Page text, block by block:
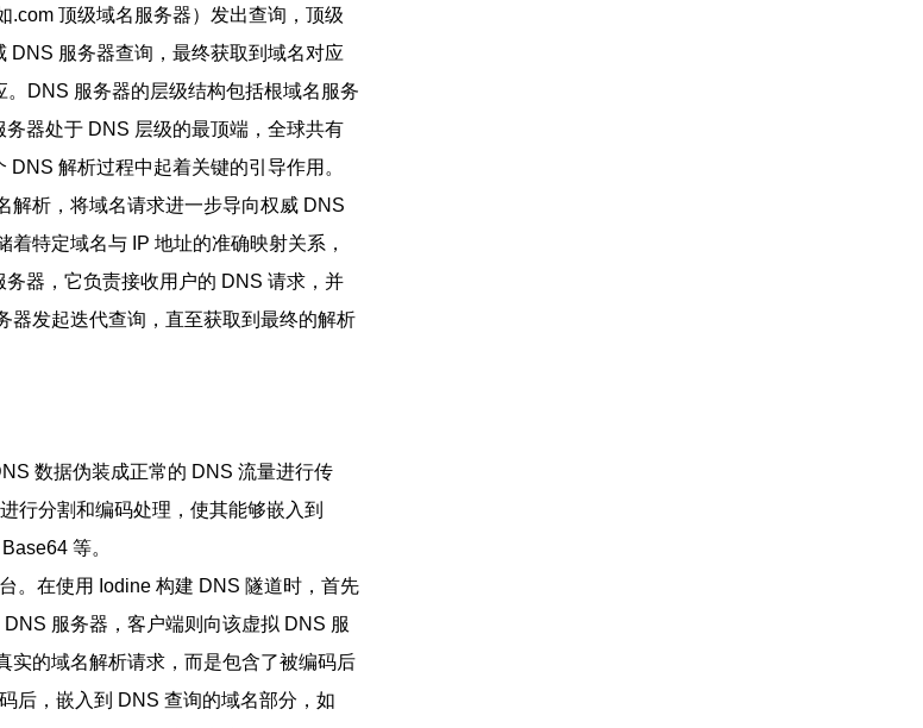
.com 顶级域名服务器）发出查询，顶级
DNS 服务器查询，最终获取到域名对应
DNS 服务器的层级结构包括根域名服务
器处于 DNS 层级的最顶端，全球共有
解析过程中起着关键的引导作用。
解析，将域名请求进一步导向权威 DNS
特定域名与 IP 地址的准确映射关系，
器，它负责接收用户的 DNS 请求，并
器发起迭代查询，直至获取到最终的解析
数据伪装成正常的 DNS 流量进行传
行分割和编码处理，使其能够嵌入到
等。
。在使用 Iodine 构建 DNS 隧道时，首先
服务器，客户端则向该虚拟 DNS 服
实的域名解析请求，而是包含了被编码后
后，嵌入到 DNS 查询的域名部分，如